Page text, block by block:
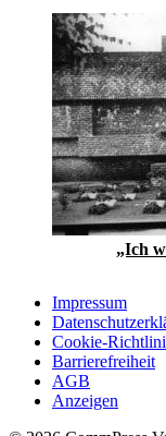
„Ich
Impressum
Cookie-
Barrierefreiheit
AGB
Anzeigen